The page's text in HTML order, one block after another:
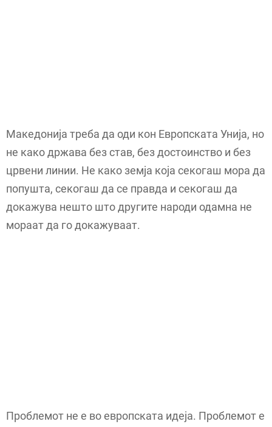
Македонија треба да оди кон Европската Унија, но
не како држава без став, без достоинство и без
црвени линии. Не како земја која секогаш мора да
попушта, секогаш да се правда и секогаш да
докажува нешто што другите народи одамна не
мораат да го докажуваат.
Проблемот не е во европската идеја. Проблемот е